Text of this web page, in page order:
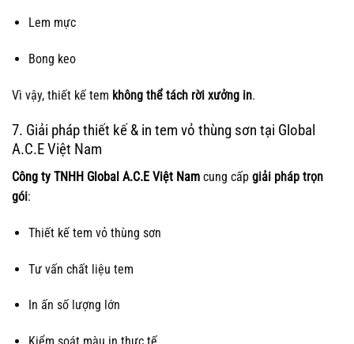
Lem mực
Bong keo
Vì vậy, thiết kế tem không thể tách rời xưởng in.
7. Giải pháp thiết kế & in tem vỏ thùng sơn tại Global
A.C.E Việt Nam
Công ty TNHH Global A.C.E Việt Nam cung cấp giải pháp trọn
gói:
Thiết kế tem vỏ thùng sơn
Tư vấn chất liệu tem
In ấn số lượng lớn